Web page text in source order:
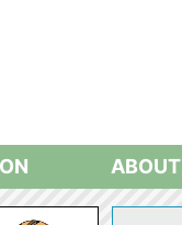
ABOUT